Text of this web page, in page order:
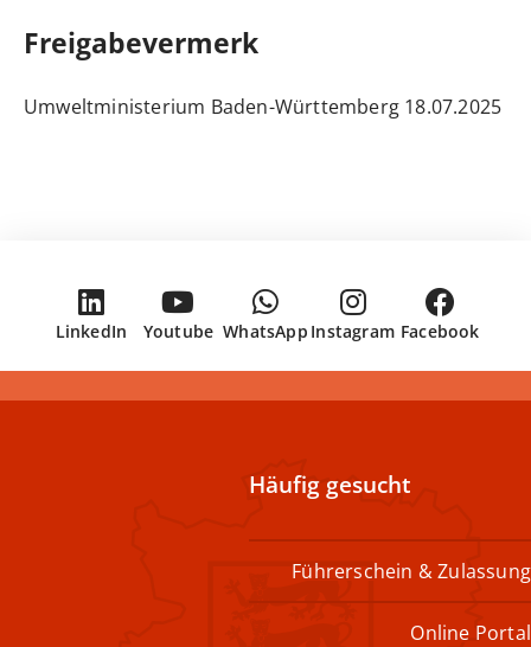
Freigabevermerk
18.07.2025 Umweltministerium Baden-Württemberg
Facebook
Instagram
WhatsApp
Youtube
LinkedIn
Häufig gesucht
Führerschein & Zulassung
Online Portal